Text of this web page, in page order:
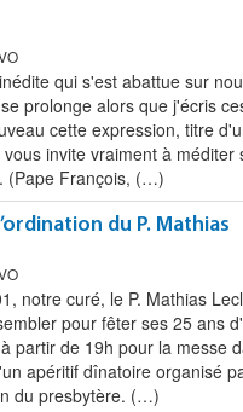
qui s'est abattue sur
prolonge alors que j'écris
cette expression, titre
invite vraiment à méditer
(Pape François, (…)
du P. Mathias
notre curé, le P. Mathias
pour fêter ses 25 ans
partir de 19h pour la messe
apéritif dînatoire organisé
du presbytère. (…)